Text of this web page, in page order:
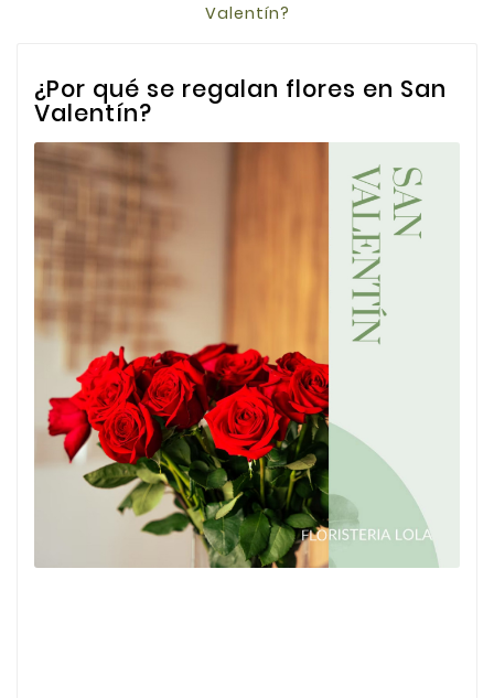
Valentín?
¿Por qué se regalan flores en San
Valentín?